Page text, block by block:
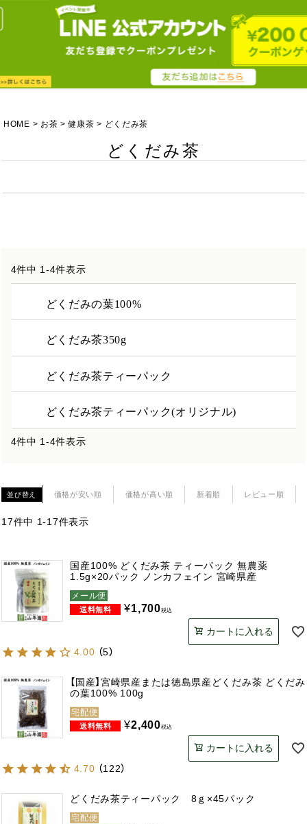
HOME お茶 健康茶 どくだみ茶
どくだみ茶
4件中 1-4件表示
どくだみの葉100%
どくだみ茶350g
どくだみ茶ティーパック
どくだみ茶ティーパック(オリジナル)
4件中 1-4件表示
並び替え 価格が安い順 価格が高い順 新着順 レビュー順
17件中 1-17件表示
国産100% どくだみ茶 ティーパック 無農薬
1.5g×20パック ノンカフェイン 宮崎県産
メール便
¥1,700税込
カートに入れる
4.00 （5）
【国産】宮崎県産または徳島県産どくだみ茶 どくだみ
の葉100% 100g
宅配便
¥2,400税込
カートに入れる
4.70 （122）
どくだみ茶ティーパック 8ｇ×45パック
宅配便